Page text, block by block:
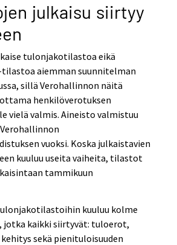
julkaisu siirtyy
tulonjakotilastoa eikä
aiemman suunnitelman
sillä Verohallinnon näitä
henkilöverotuksen
vielä valmis. Aineisto valmistuu
vuoksi. Koska julkaistavien
kuuluu useita vaiheita, tilastot
tammikuun
kuuluu kolme
kaikki siirtyvät: tuloerot,
sekä pienituloisuuden